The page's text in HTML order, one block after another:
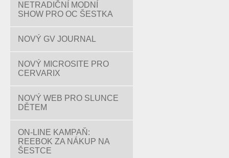
NETRADIČNÍ MODNÍ
SHOW PRO OC ŠESTKA
NOVÝ GV JOURNAL
NOVÝ MICROSITE PRO
CERVARIX
NOVÝ WEB PRO SLUNCE
DĚTEM
ON-LINE KAMPAŇ:
REEBOK ZA NÁKUP NA
ŠESTCE